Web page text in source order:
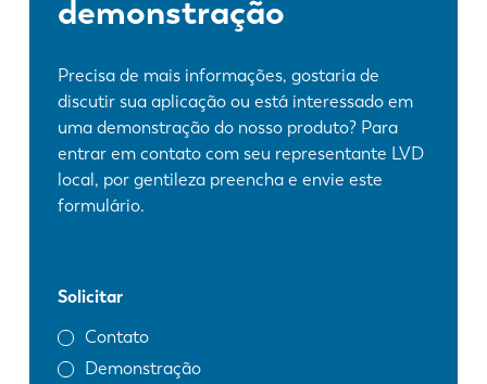
demonstração
Precisa de mais informações, gostaria de
discutir sua aplicação ou está interessado em
uma demonstração do nosso produto? Para
entrar em contato com seu representante LVD
local, por gentileza preencha e envie este
formulário.
Solicitar
Contato
Demonstração